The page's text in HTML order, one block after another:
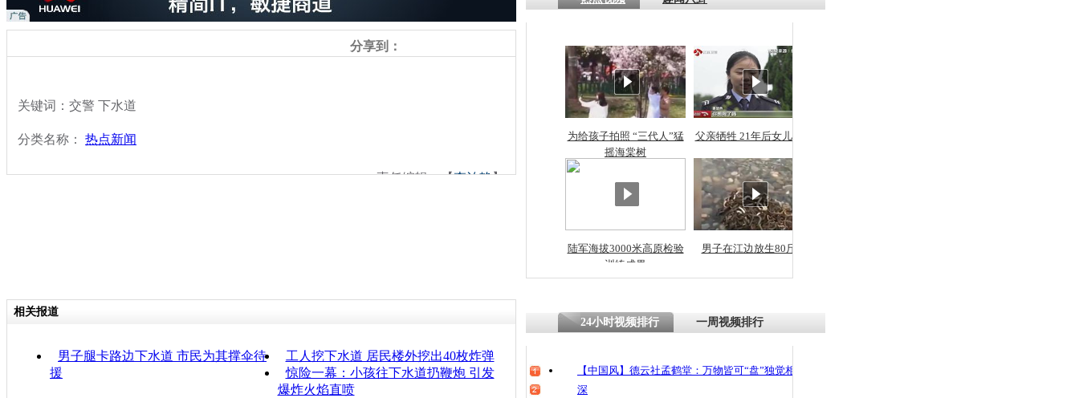
探访传承四千年传统习
俗：近万民众为娥皇女
英省亲送行
小伙骑车逆行被查情绪
崩溃 网上回答崩溃原
四川兴文苗乡上万人欢
魂
分享到：
关键词：交警 下水道
分类名称： 热点新闻
责任编辑：【李泊静】
为给孩子拍照 “三代人”猛
摇海棠树
父亲牺牲 21年后女儿从警
陆军海拔3000米高原检验
训练成果
男子在江边放生80斤蛇
相关报道
男子腿卡路边下水道 市民为其撑伞待
援
工人挖下水道 居民楼外挖出40枚炸弹
惊险一幕：小孩往下水道扔鞭炮 引发
爆炸火焰直喷
24小时视频排行 一周视频排行
【中国风】德云社孟鹤堂：万物皆可“盘”独觉相声
深